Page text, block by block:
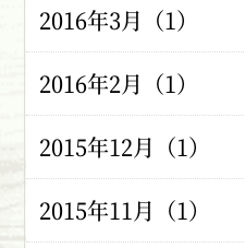
2016年3月（1）
2016年2月（1）
2015年12月（1）
2015年11月（1）